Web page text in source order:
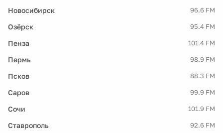
Новосибирск 96.6 FM
Озёрск 95.4 FM
Пенза 101.4 FM
Пермь 98.9 FM
Псков 88.3 FM
Саров 99.9 FM
Сочи 101.9 FM
Ставрополь 92.6 FM